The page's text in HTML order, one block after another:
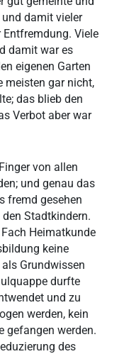
damit vieler
Viele
damit war es
eigenen Garten
meisten gar nicht,
das blieb den
Verbot aber war
von allen
und genau das
fremd gesehen
Stadtkindern.
Heimatkunde
keine
Grundwissen
durfte
und zu
werden, kein
gefangen werden.
des